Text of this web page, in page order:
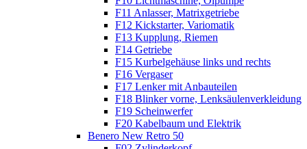
F11 Anlasser, Matrixgetriebe
F12 Kickstarter, Variomatik
F13 Kupplung, Riemen
F14 Getriebe
F15 Kurbelgehäuse links und rechts
F16 Vergaser
F17 Lenker mit Anbauteilen
F18 Blinker vorne, Lenksäulenverkleidung
F19 Scheinwerfer
F20 Kabelbaum und Elektrik
Benero New Retro 50